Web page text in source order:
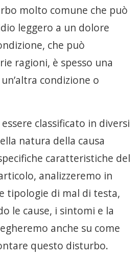
molto comune che può
leggero a un dolore
che può
ragioni, è spesso una
condizione o
classificato in diversi
natura della causa
caratteristiche del
analizzeremo in
tipologie di mal di testa,
le cause, i sintomi e la
anche su come
questo disturbo.